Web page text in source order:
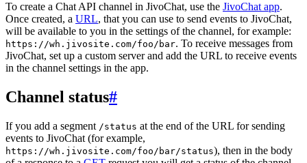
To create a Chat API channel in JivoChat, use the JivoChat app.
Once created, a URL, that you can use to send events to JivoChat,
will be available to you in the settings of the channel, for example:
https://wh.jivosite.com/foo/bar. To receive messages from
JivoChat, set up a custom server and add the URL to receive events
in the channel settings in the app.
Channel status#
If you add a segment /status at the end of the URL for sending
events to JivoChat (for example,
https://wh.jivosite.com/foo/bar/status), then in the body